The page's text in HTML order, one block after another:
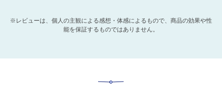
※レビューは、個人の主観による感想・体感によるもので、商品の効果や性
能を保証するものではありません。